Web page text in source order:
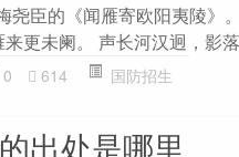
尧臣的《闻雁寄欧阳夷陵》
更未阑。 声长河汉迥，影
0 614 国防招生
出处是哪里